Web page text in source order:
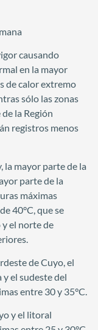
causando
en la mayor
de calor extremo
sólo las zonas
la Región
registros menos
la mayor parte de la
parte de la
máximas
40°C, que se
y el norte de
de Cuyo, el
y el sudeste del
entre 30 y 35°C.
y el litoral